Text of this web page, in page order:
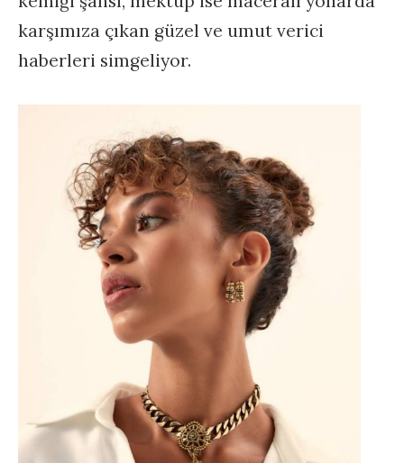
karşımıza çıkan güzel ve umut verici
haberleri simgeliyor.